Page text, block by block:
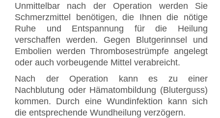
Unmittelbar nach der Operation werden Sie
Schmerzmittel benötigen, die Ihnen die nötige
Ruhe und Entspannung für die Heilung
verschaffen werden. Gegen Blutgerinnsel und
Embolien werden Thrombosestrümpfe angelegt
oder auch vorbeugende Mittel verabreicht.
Nach der Operation kann es zu einer
Nachblutung oder Hämatombildung (Bluterguss)
kommen. Durch eine Wundinfektion kann sich
die entsprechende Wundheilung verzögern.